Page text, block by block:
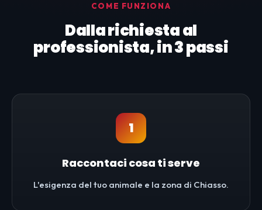
COME FUNZIONA
Dalla richiesta al
professionista, in 3 passi
1
Raccontaci cosa ti serve
L'esigenza del tuo animale e la zona di Chiasso.